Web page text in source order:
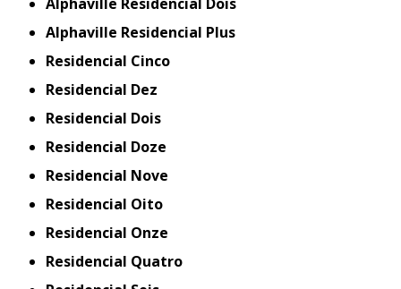
Alphaville Residencial Plus
Residencial Cinco
Residencial Dez
Residencial Dois
Residencial Doze
Residencial Nove
Residencial Oito
Residencial Onze
Residencial Quatro